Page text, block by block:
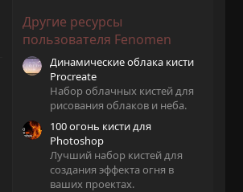
Другие ресурсы
пользователя Fenomen
Динамические облака кисти
Procreate
Набор облачных кистей для
рисования облаков и неба.
100 огонь кисти для
Photoshop
Лучший набор кистей для
создания эффекта огня в
ваших проектах.